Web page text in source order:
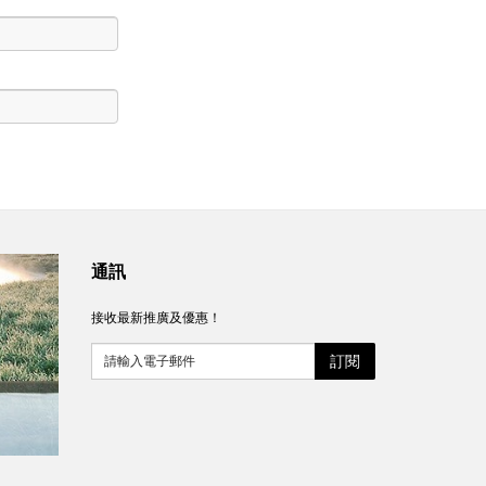
通訊
接收最新推廣及優惠！
請輸入電子郵件 訂閱